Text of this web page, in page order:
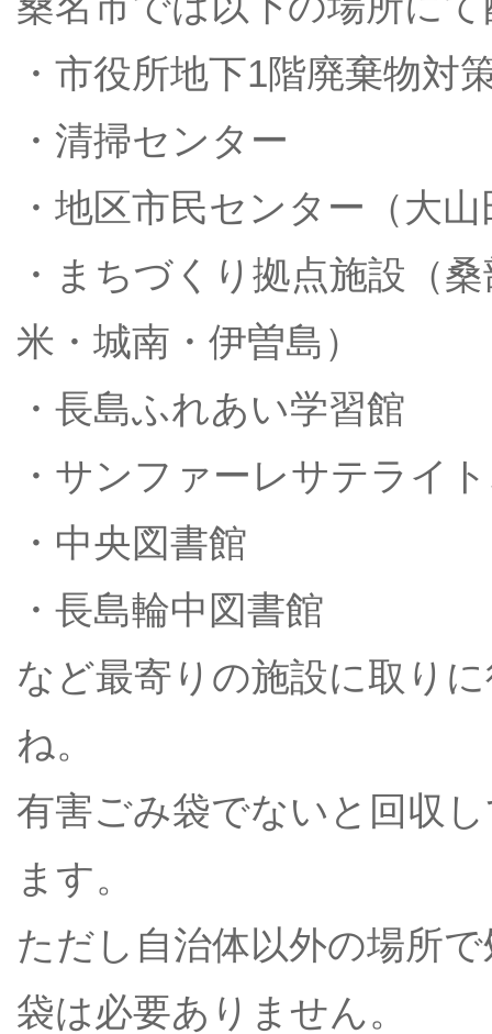
・市役所地下1階廃棄物対
・清掃センター
・地区市民センター（大
・まちづくり拠点施設（
米・城南・伊曽島）
・長島ふれあい学習館
・サンファーレサテライ
・中央図書館
・長島輪中図書館
など最寄りの施設に取り
ね。
有害ごみ袋でないと回収
ます。
ただし自治体以外の場所
袋は必要ありません。